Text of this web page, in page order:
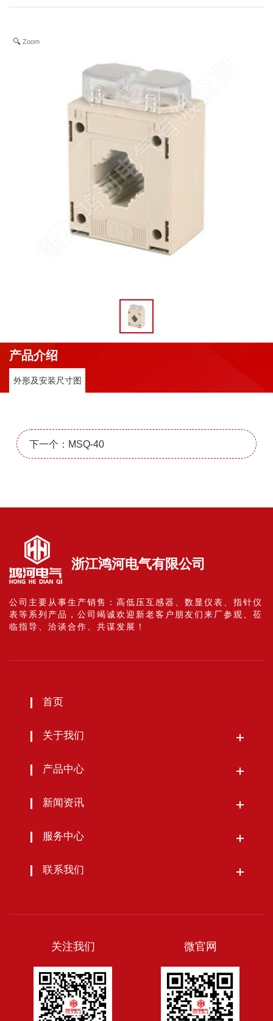
Zoom
产品介绍
外形及安装尺寸图
下一个：MSQ-40
浙江鸿河电气有限公司
公司主要从事生产销售：高低压互感器、数显仪表、指针仪
表等系列产品，公司竭诚欢迎新老客户朋友们来厂参观、莅
临指导、洽谈合作、共谋发展！
首页
关于我们
产品中心
新闻资讯
服务中心
联系我们
微官网
关注我们